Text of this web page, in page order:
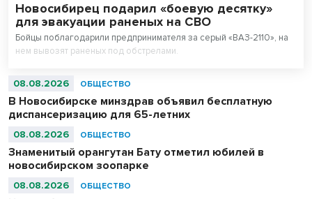
Новосибирец подарил «боевую десятку»
для эвакуации раненых на СВО
Бойцы поблагодарили предпринимателя за серый «ВАЗ-2110», на
нем вывозят раненых под обстрелами.
08.08.2026 ОБЩЕСТВО
В Новосибирске минздрав объявил бесплатную
диспансеризацию для 65-летних
08.08.2026 ОБЩЕСТВО
Знаменитый орангутан Бату отметил юбилей в
новосибирском зоопарке
08.08.2026 ОБЩЕСТВО